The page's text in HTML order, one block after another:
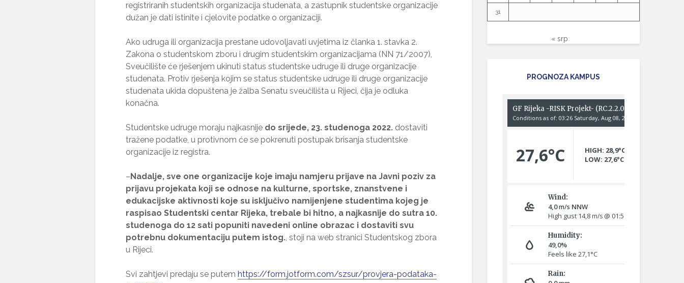
registriranih studentskih organizacija studenata, a zastupnik studentske organizacije
dužan je dati istinite i cjelovite podatke o organizaciji.
Ako udruga ili organizacija prestane udovoljavati uvjetima iz članka 1. stavka 2.
Zakona o studentskom zboru i drugim studentskim organizacijama (NN 71/2007),
Sveučilište će rješenjem ukinuti status studentske udruge ili druge organizacije
studenata. Protiv rješenja kojim se status studentske udruge ili druge organizacije
studenata ukida dopuštena je žalba Senatu sveučilišta u Rijeci, čija je odluka
konačna.
Studentske udruge moraju najkasnije do srijede, 23. studenoga 2022. dostaviti
tražene podatke, u protivnom će se pokrenuti postupak brisanja studentske
organizacije iz registra.
–Nadalje, sve one organizacije koje imaju namjeru prijave na Javni poziv za
prijavu projekata koji se odnose na kulturne, sportske, znanstvene i
edukacijske aktivnosti koje su isključivo namijenjene studentima kojeg je
raspisao Studentski centar Rijeka, trebale bi hitno, a najkasnije do sutra 10.
studenoga do 12 sati popuniti navedeni online obrazac i dostaviti svu
potrebnu dokumentaciju putem istog., stoji na web stranici Studentskog zbora
u Rijeci.
Svi zahtjevi predaju se putem https://form.jotform.com/szsur/provjera-podataka-
31
« srp
PROGNOZA KAMPUS